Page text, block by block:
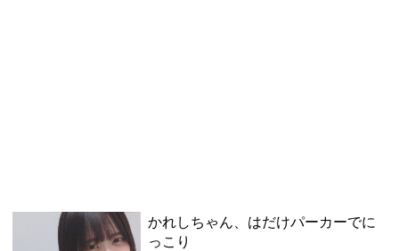
かれしちゃん、はだけパーカーでに
っこり